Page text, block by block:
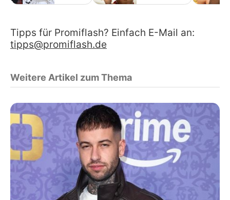
Tipps für Promiflash? Einfach E-Mail an:
tipps@promiflash.de
Weitere Artikel zum Thema